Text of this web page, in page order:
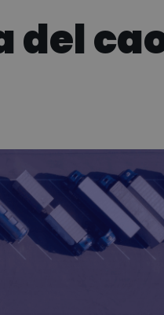
del